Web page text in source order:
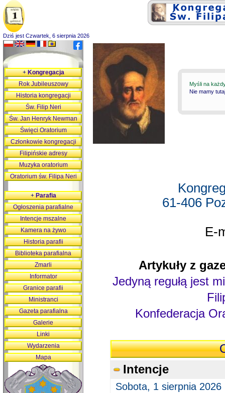
Dziś jest Czwartek, 6 sierpnia 2026
Myśli na
Nie mamy
61-406
E-
Artykuły z
Jedyną regułą jest
Konfederacja
Intencje
Sobota, 1 sierpnia 2026
+Kongregacja
Rok Jubileuszowy
Historia kongregacji
Św. Filip Neri
Św. Jan Henryk Newman
Święci Oratorium
Członkowie kongregacji
Filipińskie adresy
Muzyka oratorium
Oratorium św. Filipa Neri
+Parafia
Ogłoszenia parafialne
Intencje mszalne
Kamera na żywo
Historia parafii
Biblioteka parafialna
Zmarli
Informator
Granice parafii
Ministranci
Gazeta parafialna
Galerie
Linki
Wydarzenia
Mapa